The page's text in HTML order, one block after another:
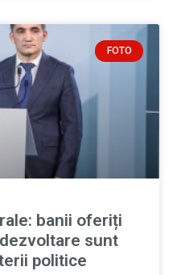
FOTO
banii oferiți
sunt
politice